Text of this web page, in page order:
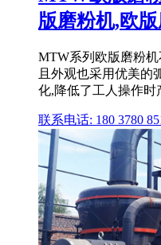
版磨粉机,欧
MTW系列欧版磨粉
且外观也采用优美的
化,降低了工人操作时
联系电话: 180 3780